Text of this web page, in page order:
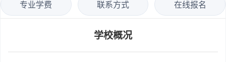
专业学费 联系方式 在线报名
学校概况